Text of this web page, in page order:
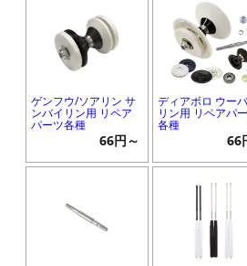
ゲンフウ/ソアリン サ
ンバイリン用 リペア
パーツ各種
66円～
ディアボロ ウー
リン用 リペアパ
各種
66